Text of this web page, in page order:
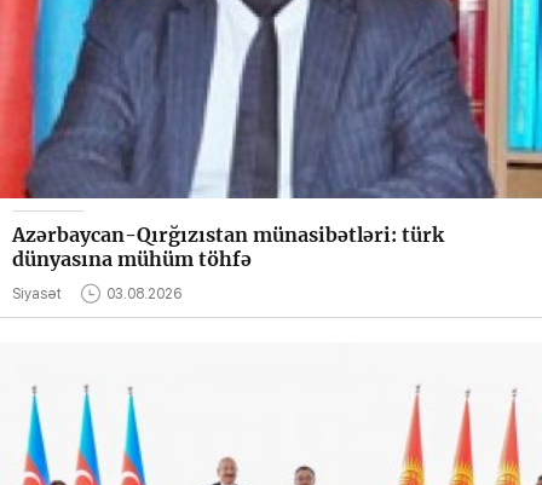
Azərbaycan-Qırğızıstan münasibətləri: türk
dünyasına mühüm töhfə
Siyasət 03.08.2026